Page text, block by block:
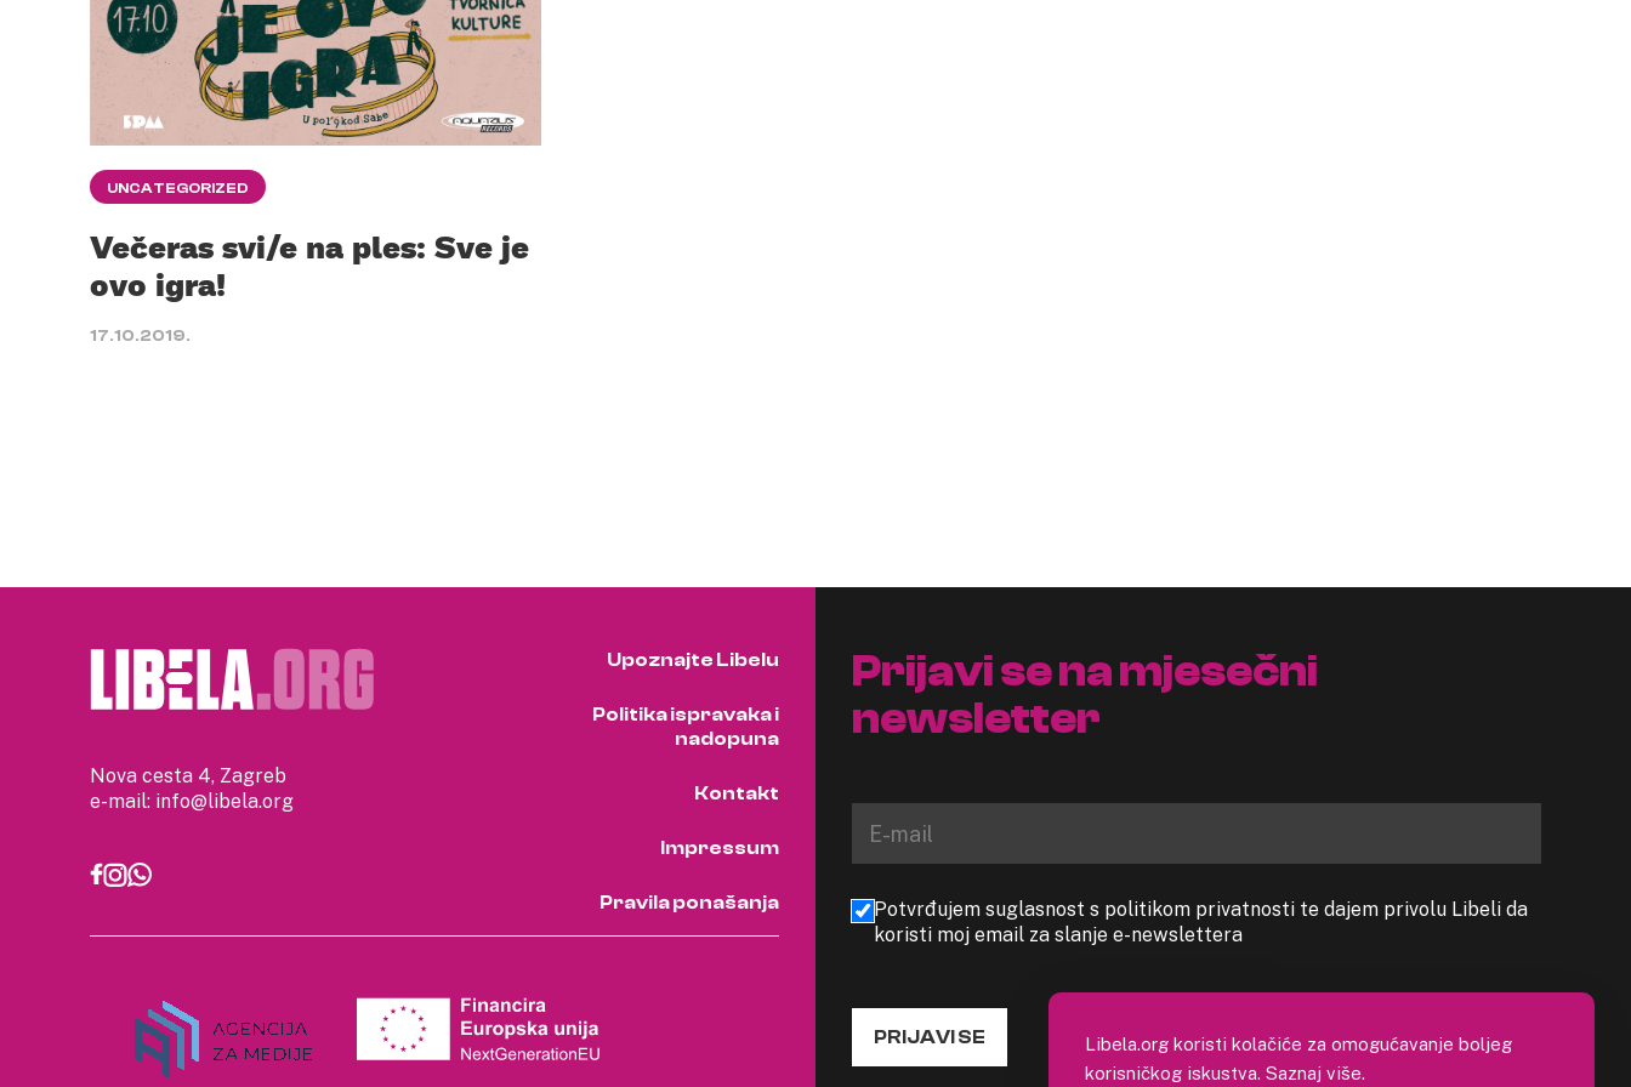
UNCATEGORIZED
Večeras svi/e na ples: Sve je
ovo igra!
17.10.2019.
Nova cesta 4, Zagreb
e-mail: info@libela.org
Upoznajte Libelu
Politika ispravaka i
nadopuna
Kontakt
Impressum
Pravila ponašanja
Prijavi se na mjesečni
newsletter
Potvrđujem suglasnost s politikom privatnosti te dajem privolu Libeli da
koristi moj email za slanje e-newslettera
PRIJAVI SE
Libela.org koristi kolačiće za omogućavanje boljeg
korisničkog iskustva. Saznaj više.